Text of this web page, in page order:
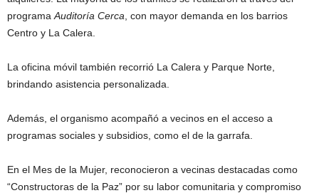
programa Auditoría Cerca , con mayor demanda en los barrios
Centro y La Calera.
La oficina móvil también recorrió La Calera y Parque Norte,
brindando asistencia personalizada.
Además, el organismo acompañó a vecinos en el acceso a
programas sociales y subsidios, como el de la garrafa.
En el Mes de la Mujer, reconocieron a vecinas destacadas como
“Constructoras de la Paz” por su labor comunitaria y compromiso